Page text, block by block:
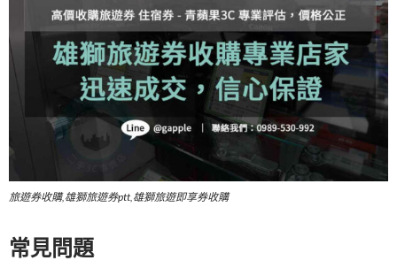
旅遊券收購,雄獅旅遊券ptt,雄獅旅遊即享券收購
常見問題